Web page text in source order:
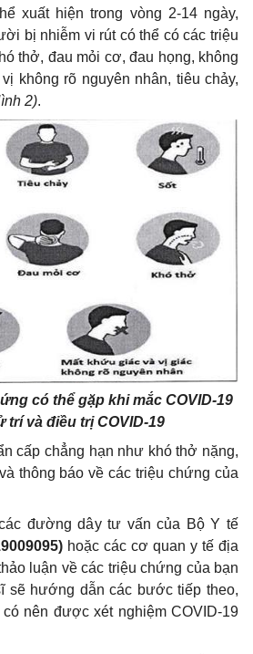
xuất hiện trong vòng 2-14 ngày,
bị nhiễm vi rút có thể có các triệu
thở, đau mỏi cơ, đau họng, không
không rõ nguyên nhân, tiêu chảy,
2).
có thể gặp khi mắc COVID-19
trí và điều trị COVID-19
cấp chẳng hạn như khó thở nặng,
thông báo về các triệu chứng của
đường dây tư vấn của Bộ Y tế
hoặc các cơ quan y tế địa
luận về các triệu chứng của bạn
sẽ hướng dẫn các bước tiếp theo,
nên được xét nghiệm COVID-19